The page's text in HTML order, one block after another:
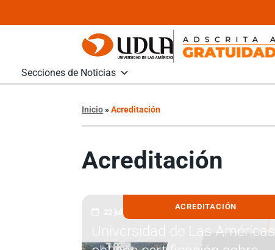
Secciones de Noticias
Inicio»Acreditación
Acreditación
ACREDITACIÓN
22 julio, 2026
Universidad de Las Américas